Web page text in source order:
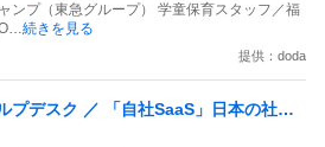
ンプ（東急グループ） 学童保育スタッフ／福
…続きを見る
提供：doda
プデスク ／ 「自社SaaS」日本の社会
応から今後のサービス改善を主導する